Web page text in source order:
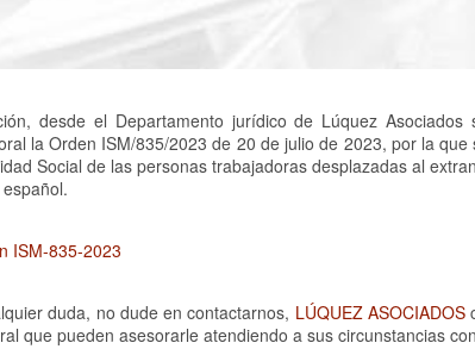
desde el Departamento jurídico de Lúquez
la Orden ISM/835/2023 de 20 de julio de 2023, por la
Social de las personas trabajadoras desplazadas al
ISM-835-2023
duda, no dude en contactarnos, LÚQUEZ ASOCIADOS
que pueden asesorarle atendiendo a sus circunstancias